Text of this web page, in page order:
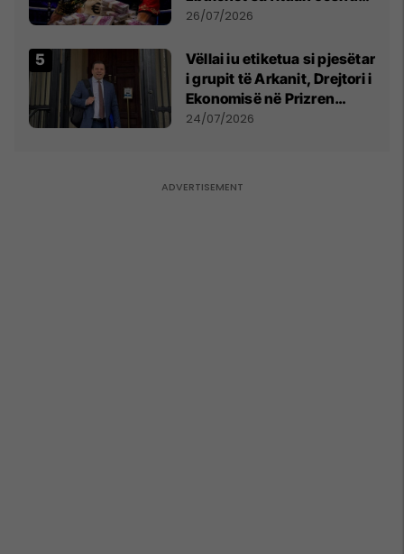
e Prenga
26/07/2026
Vëllai iu etiketua si pjesëtar
i grupit të Arkanit, Drejtori i
Ekonomisë në Prizren
mohon pretendimet
24/07/2026